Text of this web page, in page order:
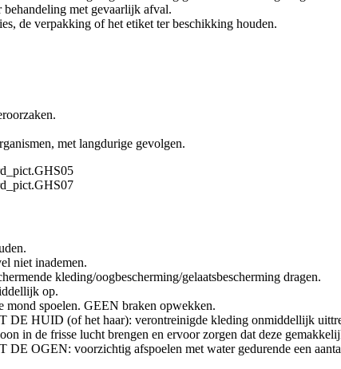
met gevaarlijk afval.
de verpakking of het etiket ter beschikking houden.
met langdurige gevolgen.
niet inademen.
kleding/oogbescherming/gelaatsbescherming dragen.
op.
spoelen. GEEN braken opwekken.
HUID (of het haar): verontreinigde kleding onmiddellijk
in de frisse lucht brengen en ervoor zorgen dat deze
OGEN: voorzichtig afspoelen met water gedurende een